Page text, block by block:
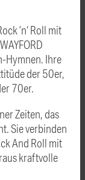
’n‘ Roll mit
Hymnen. Ihre
der 50er,
70er.
Zeiten, das
Sie verbinden
And Roll mit
kraftvolle